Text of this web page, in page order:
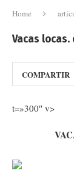
Home
Vacas
COMPARTIR
t=»300″ v>